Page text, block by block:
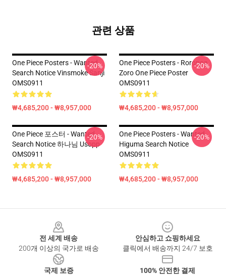
관련 상품
One Piece Posters - Wanted
Search Notice Vinsmoke Sanji
OMS0911
₩4,685,200 - ₩8,957,000
-20%
One Piece Posters - Roronoa
Zoro One Piece Poster
OMS0911
₩4,685,200 - ₩8,957,000
-20%
One Piece 포스터 - Wanted
Search Notice 하나님 Usopp
OMS0911
₩4,685,200 - ₩8,957,000
-20%
One Piece Posters - Wanted
Higuma Search Notice
OMS0911
₩4,685,200 - ₩8,957,000
-20%
전 세계 배송
200개 이상의 국가로 배송
안심하고 쇼핑하세요
클릭에서 배송까지 24/7 보호
국제 보증
100% 안전한 결제